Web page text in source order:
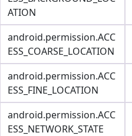
ATION
android.permission.ACC
ESS_COARSE_LOCATION
android.permission.ACC
ESS_FINE_LOCATION
android.permission.ACC
ESS_NETWORK_STATE